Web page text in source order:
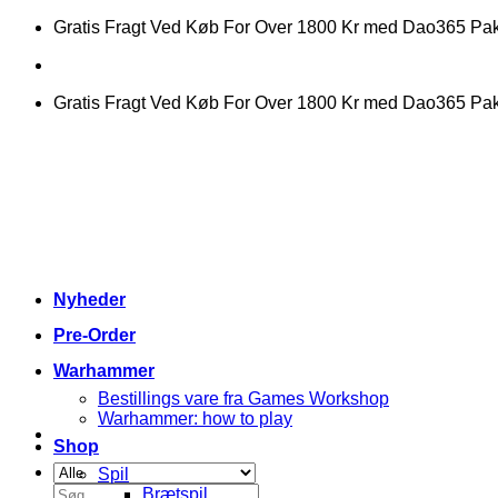
Fortsæt
indhold
Gratis Fragt Ved Køb For Over 1800 Kr med Dao365
Gratis Fragt Ved Køb For Over 1800 Kr med Dao365
Søg
Nyheder
Pre-Order
Warhammer
Bestillings vare fra Games Workshop
Warhammer: how to play
Shop
Spil
Brætspil